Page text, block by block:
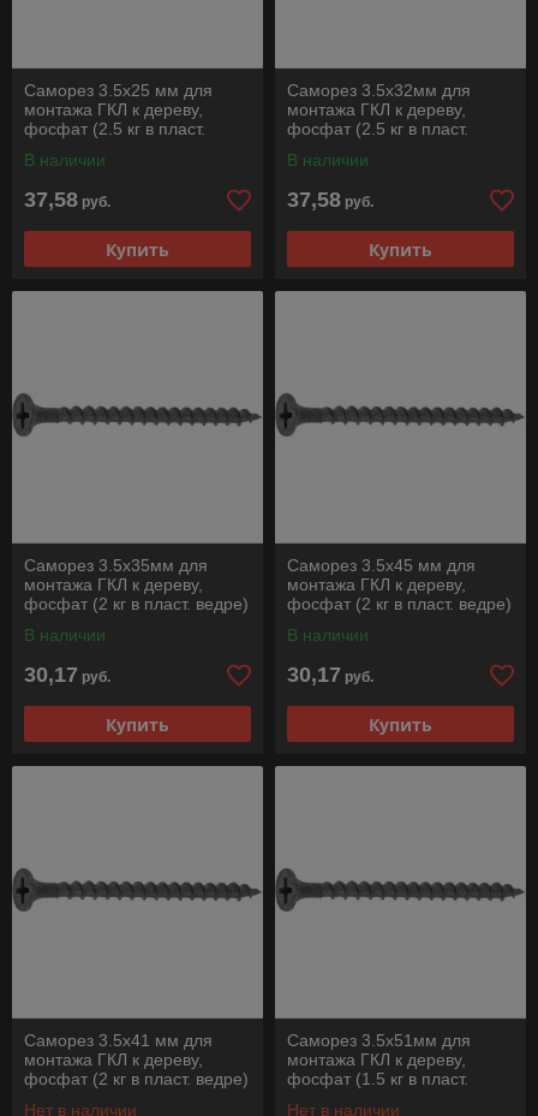
Саморез 3.5х25 мм для
монтажа ГКЛ к дереву,
фосфат (2.5 кг в пласт.
В наличии
37,58 руб.
Купить
Саморез 3.5х32мм для
монтажа ГКЛ к дереву,
фосфат (2.5 кг в пласт.
В наличии
37,58 руб.
Купить
Саморез 3.5х35мм для
монтажа ГКЛ к дереву,
фосфат (2 кг в пласт. ведре)
В наличии
30,17 руб.
Купить
Саморез 3.5х45 мм для
монтажа ГКЛ к дереву,
фосфат (2 кг в пласт. ведре)
В наличии
30,17 руб.
Купить
Саморез 3.5х41 мм для
монтажа ГКЛ к дереву,
фосфат (2 кг в пласт. ведре)
Нет в наличии
Саморез 3.5х51мм для
монтажа ГКЛ к дереву,
фосфат (1.5 кг в пласт.
Нет в наличии